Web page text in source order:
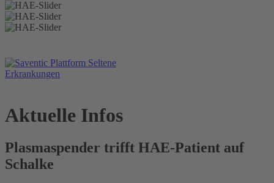
Aktuelle Infos
Plasmaspender trifft HAE-Patient auf
Schalke